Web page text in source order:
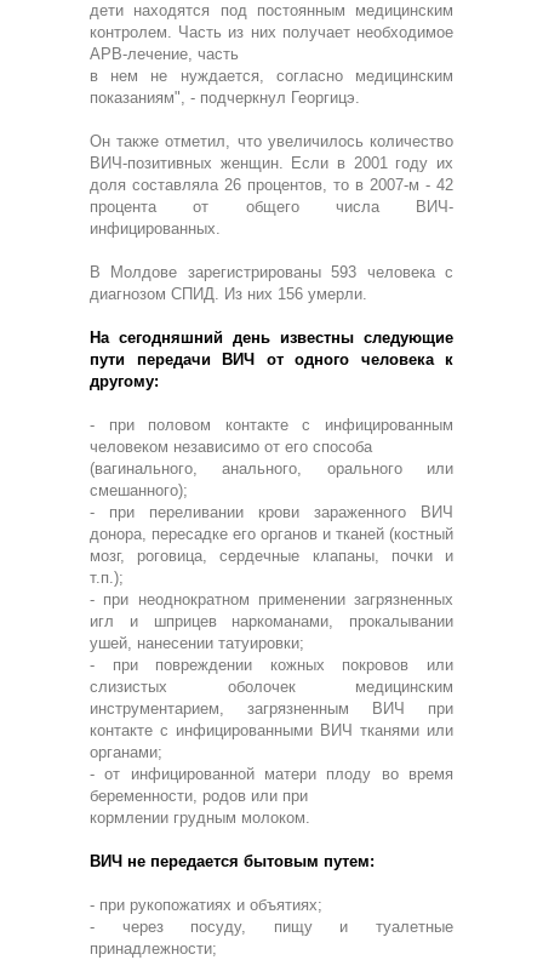
дети находятся под постоянным медицинским
контролем. Часть из них получает необходимое
АРВ-лечение, часть
в нем не нуждается, согласно медицинским
показаниям", - подчеркнул Георгицэ.
Он также отметил, что увеличилось количество
ВИЧ-позитивных женщин. Если в 2001 году их
доля составляла 26 процентов, то в 2007-м - 42
процента от общего числа ВИЧ-
инфицированных.
В Молдове зарегистрированы 593 человека с
диагнозом СПИД. Из них 156 умерли.
На сегодняшний день известны следующие
пути передачи ВИЧ от одного человека к
другому:
- при половом контакте с инфицированным
человеком независимо от его способа
(вагинального, анального, орального или
смешанного);
- при переливании крови зараженного ВИЧ
донора, пересадке его органов и тканей (костный
мозг, роговица, сердечные клапаны, почки и
т.п.);
- при неоднократном применении загрязненных
игл и шприцев наркоманами, прокалывании
ушей, нанесении татуировки;
- при повреждении кожных покровов или
слизистых оболочек медицинским
инструментарием, загрязненным ВИЧ при
контакте с инфицированными ВИЧ тканями или
органами;
- от инфицированной матери плоду во время
беременности, родов или при
кормлении грудным молоком.
ВИЧ не передается бытовым путем:
- при рукопожатиях и объятиях;
- через посуду, пищу и туалетные
принадлежности;